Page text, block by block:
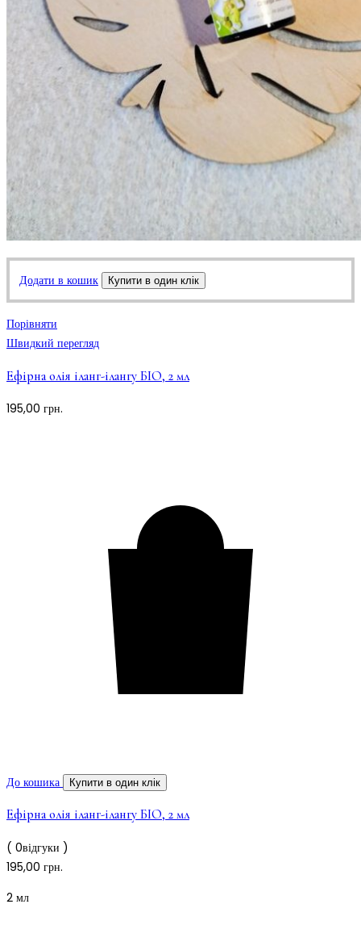
Додати в кошик Купити в один клік
Порівняти
Швидкий перегляд
Ефірна олія іланг-ілангу БІО, 2 мл
195,00 грн.
До кошика Купити в один клік
Ефірна олія іланг-ілангу БІО, 2 мл
( 0відгуки )
195,00 грн.
2 мл